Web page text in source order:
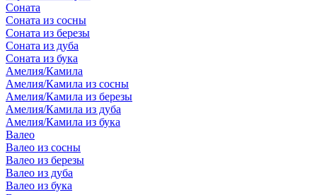
Соната
Соната из сосны
Соната из березы
Соната из дуба
Соната из бука
Амелия/Камила
Амелия/Камила из сосны
Амелия/Камила из березы
Амелия/Камила из дуба
Амелия/Камила из бука
Валео
Валео из сосны
Валео из березы
Валео из дуба
Валео из бука